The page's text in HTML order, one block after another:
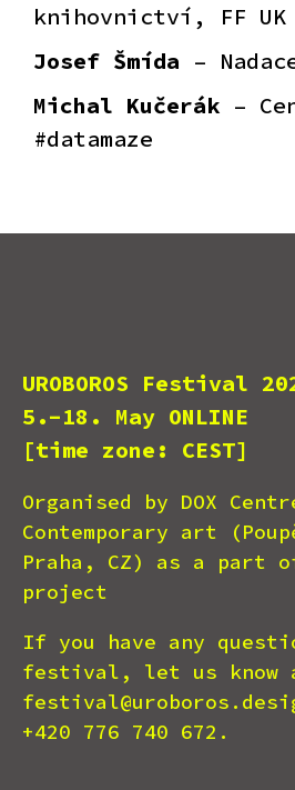
knihovnictví, FF UK
Josef Šmída –
Michal Kučerák –
#datamaze
UROBOROS Festival
5.-18. May ONLINE
[time zone: CEST]
Organised by DOX
Contemporary art
Praha, CZ) as a part of
project
If you have any
festival, let us know
+420 776 740 672.